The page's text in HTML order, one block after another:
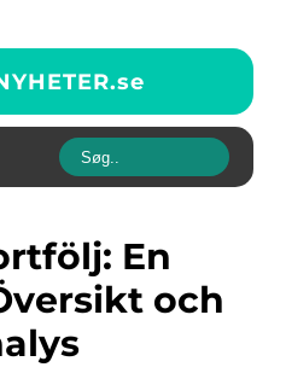
se
och